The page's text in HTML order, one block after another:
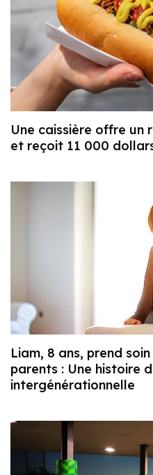
Une caissière offre un
et reçoit 11 000
Liam, 8 ans, prend
parents : Une histoire
intergénérationnelle